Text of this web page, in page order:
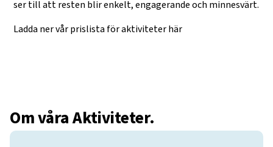
ser till att resten blir enkelt, engagerande och minnesvärt.
Ladda ner vår prislista för aktiviteter här
Om våra Aktiviteter.